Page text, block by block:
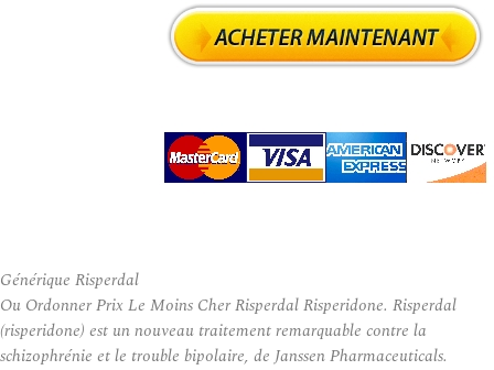
Générique Risperdal
Ou Ordonner Prix Le Moins Cher Risperdal Risperidone. Risperdal
(risperidone) est un nouveau traitement remarquable contre la
schizophrénie et le trouble bipolaire, de Janssen Pharmaceuticals.